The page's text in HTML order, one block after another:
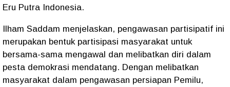
Eru Putra Indonesia.
Ilham Saddam menjelaskan, pengawasan partisipatif ini
merupakan bentuk partisipasi masyarakat untuk
bersama-sama mengawal dan melibatkan diri dalam
pesta demokrasi mendatang. Dengan melibatkan
masyarakat dalam pengawasan persiapan Pemilu,